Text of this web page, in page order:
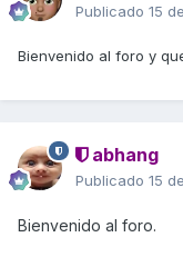
Publicado 15
Bienvenido al foro y
abhang
Publicado 15
Bienvenido al foro.